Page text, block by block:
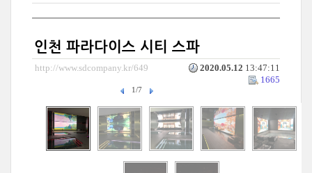
인천 파라다이스 시티 스파
http://www.sdcompany.kr/649 2020.05.12 13:47:11
1665
1/7